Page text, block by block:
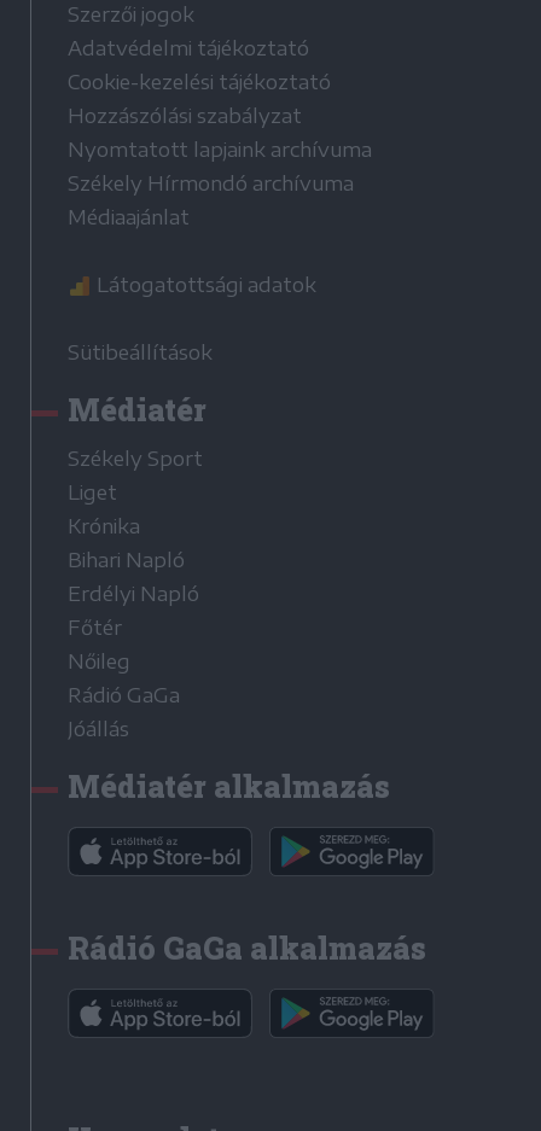
Szerzői jogok
Adatvédelmi tájékoztató
Cookie-kezelési tájékoztató
Hozzászólási szabályzat
Nyomtatott lapjaink archívuma
Székely Hírmondó archívuma
Médiaajánlat
Látogatottsági adatok
Sütibeállítások
Médiatér
Székely Sport
Liget
Krónika
Bihari Napló
Erdélyi Napló
Főtér
Nőileg
Rádió GaGa
Jóállás
Médiatér alkalmazás
Rádió GaGa alkalmazás